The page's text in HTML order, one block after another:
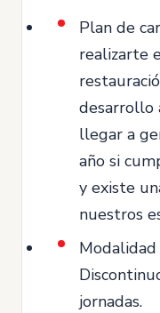
Plan de
realizarte
desarrollo
llegar a
año si
y existe
nuestros
jornadas.